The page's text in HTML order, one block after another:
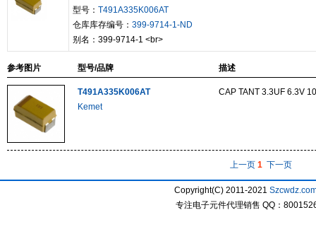
型号： T491A335K006AT
仓库库存编号： 399-9714-1-ND
别名：399-9714-1 <br>
参考图片 型号/品牌 描述
T491A335K006AT
Kemet
CAP TANT 3.3UF 6.3V
上一页 1 下一页
Copyright(C) 2011-2021
专注电子元件代理销售 QQ：